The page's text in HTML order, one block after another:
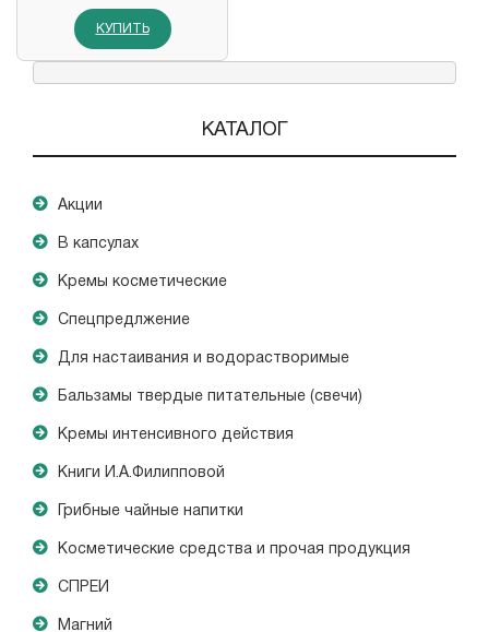
КУПИТЬ
КАТАЛОГ
Акции
В капсулах
Кремы косметические
Спецпредлжение
Для настаивания и водорастворимые
Бальзамы твердые питательные (свечи)
Кремы интенсивного действия
Книги И.А.Филипповой
Грибные чайные напитки
Косметические средства и прочая продукция
СПРЕИ
Магний